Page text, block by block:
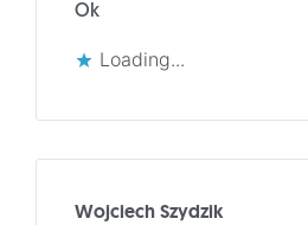
Ok
Loading...
Wojciech Szydzik